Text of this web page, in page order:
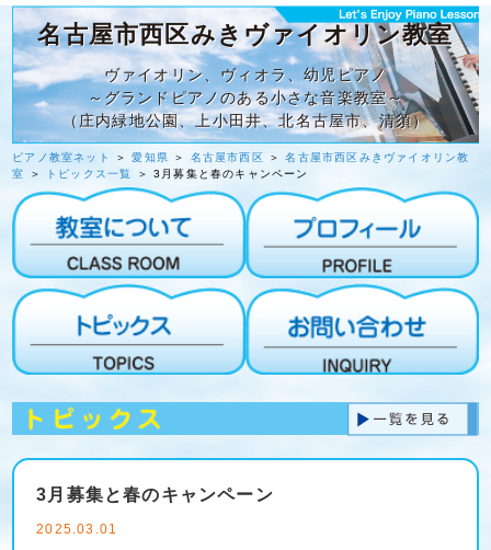
名古屋市西区みきヴァイオリン教室
ヴァイオリン、ヴィオラ、幼児ピアノ
～グランドピアノのある小さな音楽教室～
（庄内緑地公園、上小田井、北名古屋市、清須）
ピアノ教室ネット ＞愛知県 ＞ 名古屋市西区 ＞名古屋市西区みきヴァイオリン教
室
＞ トピックス一覧 ＞ 3月募集と春のキャンペーン
3月募集と春のキャンペーン
2025.03.01